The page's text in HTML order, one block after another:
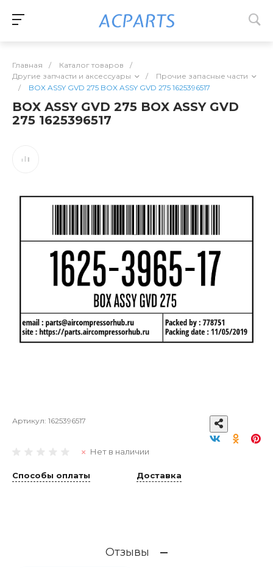
Главная / Каталог товаров
/
Другие запчасти и аксессуары
/
Прочие запасные части
/
BOX ASSY GVD 275 BOX ASSY GVD 275 1625396517
BOX ASSY GVD 275 BOX ASSY GVD
275 1625396517
Артикул: 1625396517
Нет в наличии
Способы оплаты Доставка
Отзывы